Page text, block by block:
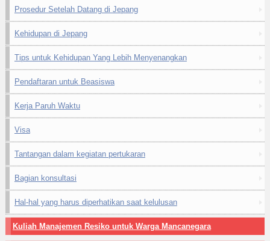
Prosedur Setelah Datang di Jepang
Kehidupan di Jepang
Tips untuk Kehidupan Yang Lebih Menyenangkan
Pendaftaran untuk Beasiswa
Kerja Paruh Waktu
Visa
Tantangan dalam kegiatan pertukaran
Bagian konsultasi
Hal-hal yang harus diperhatikan saat kelulusan
Kuliah Manajemen Resiko untuk Warga Mancanegara